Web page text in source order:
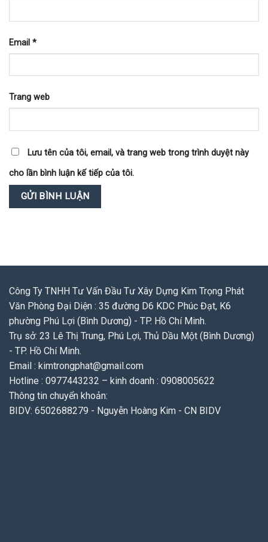
Email *
Trang web
Lưu tên của tôi, email, và trang web trong trình duyệt này
cho lần bình luận kế tiếp của tôi.
Công Ty TNHH Tư Vấn Đầu Tư Xây Dựng Kim Trọng Phát
Văn Phòng Đại Diện : 35 đường D6 KDC Phúc Đạt, K6
phường Phú Lợi (Bình Dương) - TP. Hồ Chí Minh.
Trụ sở: 23 Lê Thị Trung, Phú Lợi, Thủ Dầu Một (Bình Dương)
- TP. Hồ Chí Minh.
Email : kimtrongphat@gmail.com
Hotline : 0977443232 – kinh doanh : 0908005622
Thông tin chuyển khoản:
BIDV: 6502688279 - Nguyễn Hoàng Kim - CN BIDV